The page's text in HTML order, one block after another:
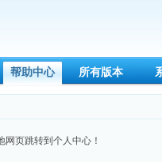
帮助中心 所有版本
页跳转到个人中心！